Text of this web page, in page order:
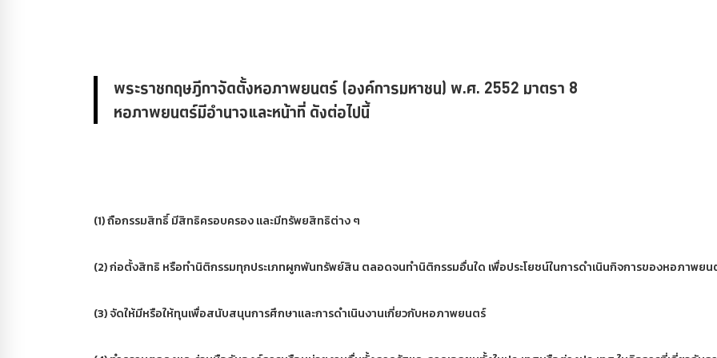
พระราชกฤษฎีกาจัดตั้งหอภาพยนตร์ (องค์การมหาชน) พ.ศ. 2552 มาตรา 8
หอภาพยนตร์มีอำนาจและหน้าที่ ดังต่อไปนี้
(1) ถือกรรมสิทธิ์ มีสิทธิครอบครอง และมีทรัพยสิทธิต่าง ๆ
(2) ก่อตั้งสิทธิ หรือทำนิติกรรมทุกประเภทผูกพันทรัพย์สิน ตลอดจนทำนิติกรรมอื่นใด เพื่อประโยชน์ในการดำเนินกิจการของหอภาพยน
(3) จัดให้มีหรือให้ทุนเพื่อสนับสนุนการศึกษาและการดำเนินงานเกี่ยวกับหอภาพยนตร์